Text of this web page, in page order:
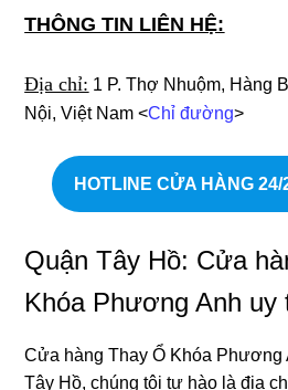
THÔNG TIN LIÊN HỆ:
Địa chỉ: 1 P. Thợ Nhuộm, Hàng
Nội, Việt Nam <Chỉ đường>
HOTLINE CỬA HÀNG 24/
Quận Tây Hồ: Cửa
Khóa Phương Anh uy
Cửa hàng Thay Ổ Khóa Phương
Tây Hồ, chúng tôi tự hào là địa